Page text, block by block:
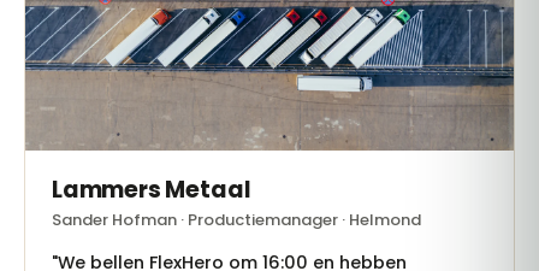
Lammers Metaal
Sander Hofman · Productiemanager · Helmond
"We bellen FlexHero om 16:00 en hebben